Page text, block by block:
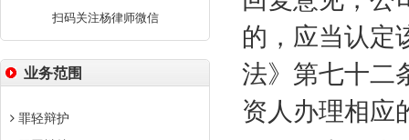
扫码关注杨律师微信
业务范围
罪轻辩护
的，应当认定
法》第七十二
资人办理相应